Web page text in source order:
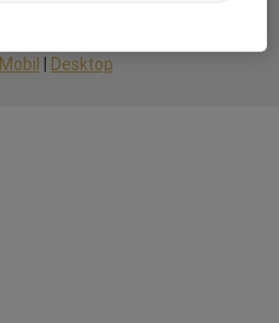
Mobil Desktop